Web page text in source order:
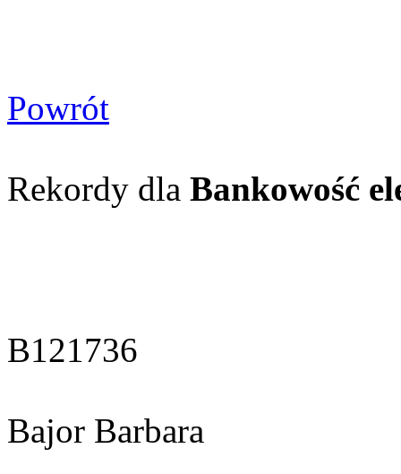
Powrót
Rekordy dla Bankowość
B121736
Bajor Barbara